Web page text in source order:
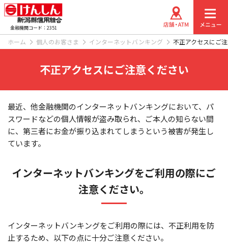
金融機関コード：2351
ホーム 個人のお客さま インターネットバンキング 不正アクセスにご
不正アクセスにご注意ください
最近、他金融機関のインターネットバンキングにおいて、パ
スワードなどの個人情報が盗み取られ、ご本人の知らない間
に、第三者にお金が振り込まれてしまうという被害が発生し
ています。
インターネットバンキングをご利用の際にご
注意ください。
インターネットバンキングをご利用の際には、不正利用を防
止するため、以下の点に十分ご注意ください。